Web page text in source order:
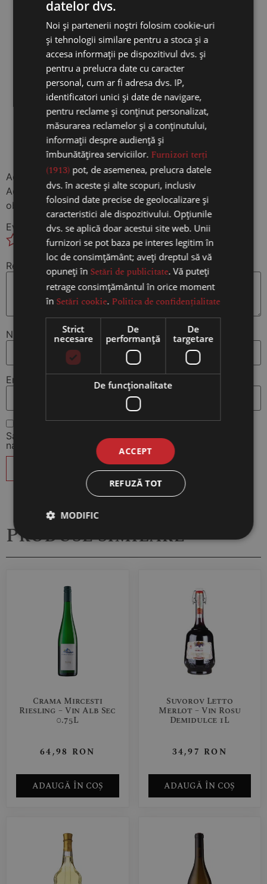
Evaluat la
Stavila Alina– 7 aprilie 2025
Un vin alb de calitate!
Evaluat la
din 5
Foarte aromat, e unul dintre vinurile
mele preferate
Adaugă o recenzie
Adresa ta de email nu va fi publicată. Câmpurile
obligatorii sunt marcate cu*
Evaluarea ta *
Recenzia ta
Nume
Email
Salvează-mi numele, emailul și site-ul web în acest
navigator pentru data viitoare când o să comentez.
Produse similare
Crama Mircesti
Riesling – Vin Alb Sec
0.75L
64,98 RON
ADAUGĂ ÎN COȘ
Suvorov Letto
Merlot – Vin Rosu
Demidulce 1L
34,97 RON
ADAUGĂ ÎN COȘ
datelor dvs.
Noi și partenerii noștri folosim cookie-uri
și tehnologii similare pentru a stoca și a
accesa informații pe dispozitivul dvs. și
pentru a prelucra date cu caracter
personal, cum ar fi adresa dvs. IP,
identificatori unici și date de navigare,
pentru reclame și conținut personalizat,
măsurarea reclamelor și a conținutului,
informații despre audiență și
îmbunătățirea serviciilor. Furnizori terți
(1913) pot, de asemenea, prelucra datele
dvs. în aceste și alte scopuri, inclusiv
folosind date precise de geolocalizare și
caracteristici ale dispozitivului. Opțiunile
dvs. se aplică doar acestui site web. Unii
furnizori se pot baza pe interes legitim în
loc de consimțământ; aveți dreptul să vă
opuneți în Setări de publicitate. Vă puteți
retrage consimțământul în orice moment
în Setări cookie. Politica de confidențialitate
Strict
necesare
De
performanță
De
targetare
De funcţionalitate
ACCEPT
REFUZĂ TOT
MODIFIC